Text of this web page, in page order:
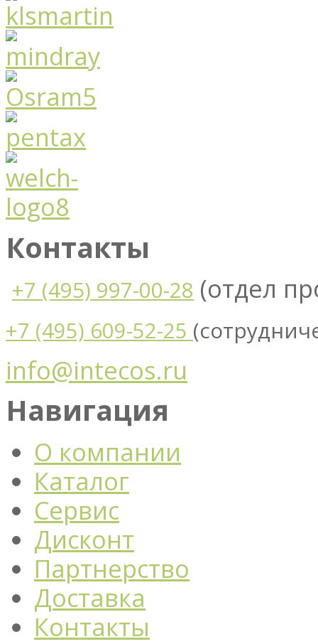
Контакты
+7 (495) 997-00-28 (отдел
+7 (495) 609-52-25
info@intecos.ru
Навигация
О компании
Каталог
Сервис
Дисконт
Партнерство
Доставка
Контакты